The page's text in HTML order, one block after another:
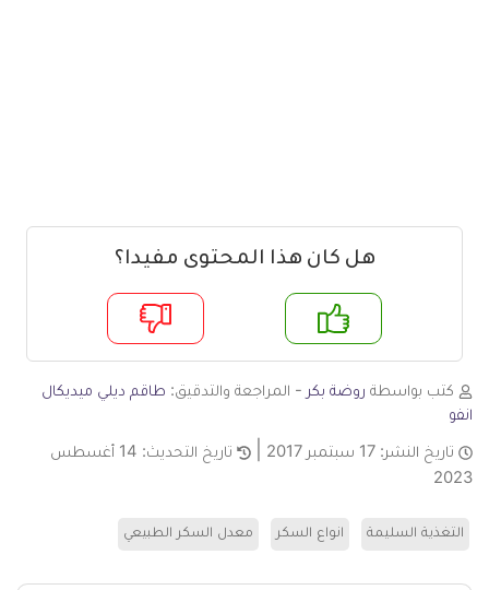
هل كان هذا المحتوى مفيدا؟
لا
كتب بواسطة روضة بكر - المراجعة والتدقيق: طاقم ديلي ميديكال
انفو
تاريخ النشر: 17 سبتمبر 2017 تاريخ التحديث:
14 أغسطس
2023
التغذية السليمة انواع السكر معدل السكر الطبيعي